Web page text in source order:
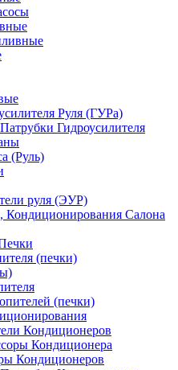
Руля (ГУРа)
Гидроусилителя
(Руль)
руля (ЭУР)
Кондиционирования Салона
(печки)
(печки)
Кондиционеров
Кондиционера
Кондиционеров